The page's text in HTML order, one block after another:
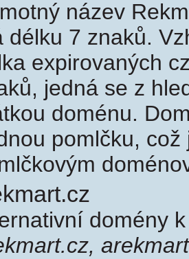
název
délku 7 znaků.
expirovaných
jedná se z
doménu.
pomlčku,
domény